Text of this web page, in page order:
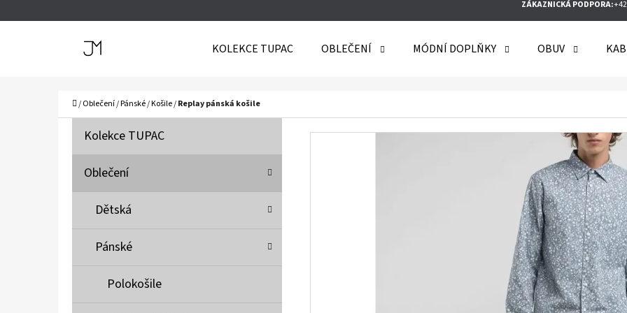
ZÁKAZNICKÁ PODPORA:
KOLEKCE TUPAC OBLEČENÍ MÓDNÍ DOPLŇKY OBUV
Domů
/Oblečení/Pánské/Košile/Replay pánská košile
Přeskočit
K Kolekce TUPAC
Oblečení
Dětská
Pánské
Polokošile